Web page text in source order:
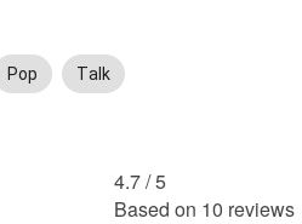
Pop Talk
4.7 /5
Based on 10 reviews